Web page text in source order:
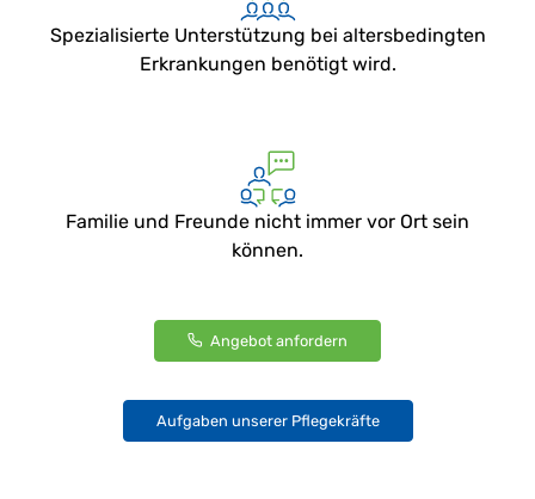
Spezialisierte Unterstützung bei altersbedingten
Erkrankungen benötigt wird.
Familie und Freunde nicht immer vor Ort sein
können.
Angebot anfordern
Aufgaben unserer Pflegekräfte